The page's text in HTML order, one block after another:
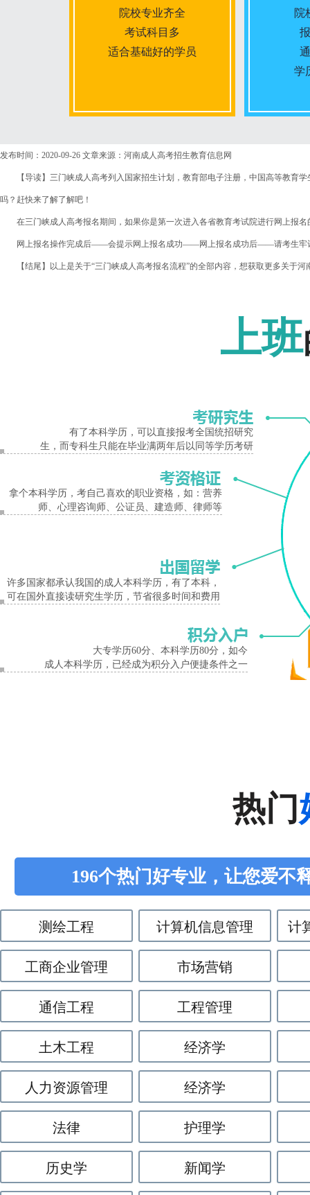
院校专业齐全
考试科目多
适合基础好的学员
报名条件
入学考试
考试时间
院
学
发布时间：2020-09-26 文章来源：河南成人高考招生教育信息网
【导读】三门峡成人高考列入国家招生计划，教育部电子注册，中国高等教育学
吗？赶快来了解了解吧！
在三门峡成人高考报名期间，如果你是第一次进入各省教育考试院进行网上
网上报名操作完成后——会提示网上报名成功——网上报名成功后——请考生牢记
【结尾】以上是关于“三门峡成人高考报名流程”的全部内容，想获取更多关于河
上班
有了本科学历，可以直接报考全国统招研究
生，而专科生只能在毕业满两年后以同等学历考研
拿个本科学历，考自己喜欢的职业资格，如：营养
师、心理咨询师、公证员、建造师、律师等
许多国家都承认我国的成人本科学历，有了本科，
可在国外直接读研究生学历，节省很多时间和费用
大专学历60分、本科学历80分，如今
成人本科学历，已经成为积分入户便捷条件之一
热门
196个热门好专业，让您爱不
测绘工程 计算机信息管理 计
工商企业管理 市场营销
通信工程 工程管理
土木工程 经济学
人力资源管理 经济学
法律 护理学
历史学 新闻学